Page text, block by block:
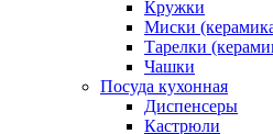
Кружки
Миски
Тарелки
Чашки
Посуда кухонная
Диспенсеры
Кастрюли